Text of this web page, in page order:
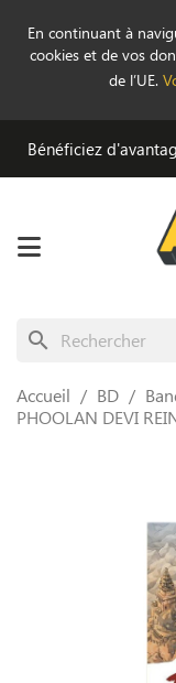
En continuant à
cookies et de vos
de l’UE.
Bénéficiez
search
Accueil BD
PHOOLAN DEVI